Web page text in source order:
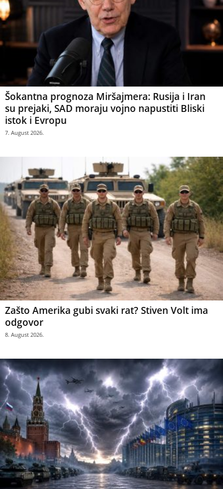
Šokantna prognoza Miršajmera: Rusija i Iran
su prejaki, SAD moraju vojno napustiti Bliski
istok i Evropu
7. August 2026.
Zašto Amerika gubi svaki rat? Stiven Volt ima
odgovor
8. August 2026.